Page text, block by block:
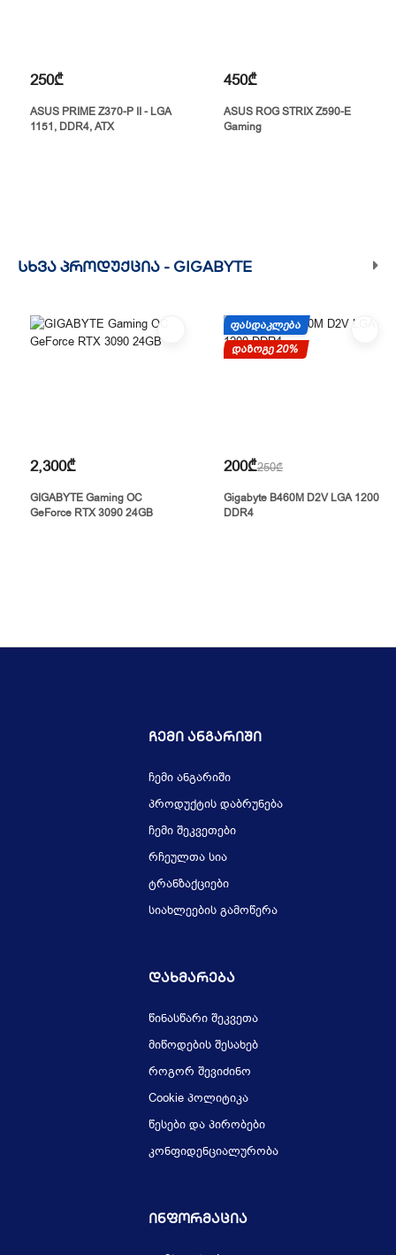
250₾
ASUS PRIME Z370-P II - LGA
1151, DDR4, ATX
450₾
ASUS ROG STRIX Z590-E
Gaming
ᲡᲮᲕᲐ ᲞᲠᲝᲓᲣᲥᲪᲘᲐ - GIGABYTE
2,300₾
GIGABYTE Gaming OC
GeForce RTX 3090 24GB
ᲤᲐᲡᲓᲐᲙᲚᲔᲑᲐ
დაზოგე 20%
200₾250₾
Gigabyte B460M D2V LGA 1200
DDR4
Ჩემი Ანგარიში
ჩემი ანგარიში
პროდუქტის დაბრუნება
ჩემი შეკვეთები
რჩეულთა სია
ტრანზაქციები
სიახლეების გამოწერა
Დახმარება
წინასწარი შეკვეთა
მიწოდების შესახებ
როგორ შევიძინო
Cookie პოლიტიკა
წესები და პირობები
კონფიდენციალურობა
Ინფორმაცია